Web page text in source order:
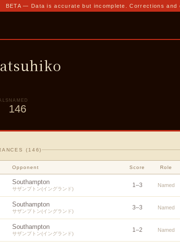
BETA — Data is accurate but incomplete. Corrections and
NAMED
146
( 146)
Opponent Score Role
Southampton
サザンプトン(イングランド)
1–3 Named
Southampton
サザンプトン(イングランド)
3–3 Named
Southampton
サザンプトン(イングランド)
1–2 Named